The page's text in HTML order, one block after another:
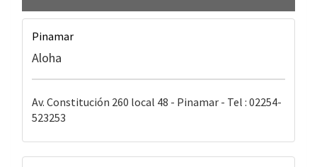
Pinamar
Aloha
Av. Constitución 260 local 48 - Pinamar - Tel : 02254-
523253